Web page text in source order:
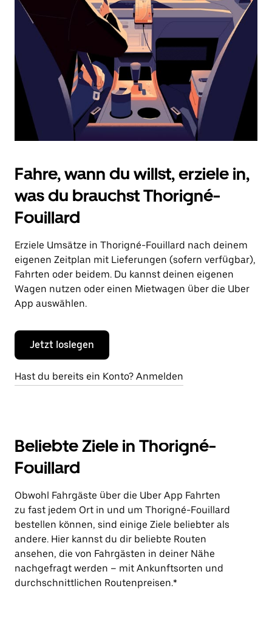
Drücke
die
Escape-
Taste,
den
Kalender
zu
schließen.
Fahre, wann du willst, erziele in,
was du brauchst Thorigné-
Fouillard
Erziele Umsätze in Thorigné-Fouillard nach deinem
eigenen Zeitplan mit Lieferungen (sofern verfügbar),
Fahrten oder beidem. Du kannst deinen eigenen
Wagen nutzen oder einen Mietwagen über die Uber
App auswählen.
Jetzt loslegen
Hast du bereits ein Konto? Anmelden
Beliebte Ziele in Thorigné-
Fouillard
Obwohl Fahrgäste über die Uber App Fahrten
zu fast jedem Ort in und um Thorigné-Fouillard
bestellen können, sind einige Ziele beliebter als
andere. Hier kannst du dir beliebte Routen
ansehen, die von Fahrgästen in deiner Nähe
nachgefragt werden – mit Ankunftsorten und
durchschnittlichen Routenpreisen.*